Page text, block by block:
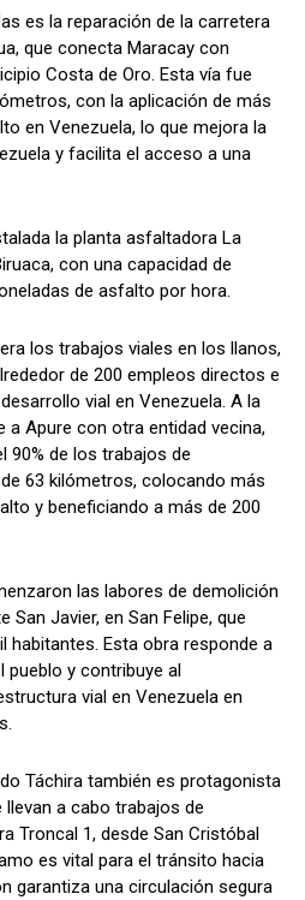
es la reparación de la carretera
que conecta Maracay con
Costa de Oro. Esta vía fue
con la aplicación de más
en Venezuela, lo que mejora la
y facilita el acceso a una
la planta asfaltadora La
con una capacidad de
de asfalto por hora.
los trabajos viales en los llanos,
de 200 empleos directos e
vial en Venezuela. A la
a Apure con otra entidad vecina,
90% de los trabajos de
63 kilómetros, colocando más
y beneficiando a más de 200
las labores de demolición
Javier, en San Felipe, que
habitantes. Esta obra responde a
pueblo y contribuye al
vial en Venezuela en
Táchira también es protagonista
a cabo trabajos de
Troncal 1, desde San Cristóbal
es vital para el tránsito hacia
garantiza una circulación segura